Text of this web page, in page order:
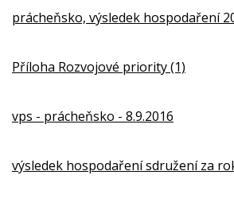
Administrativa
prácheňsko, výsledek hospodaření
Příloha Rozvojové priority (1)
vps - prácheňsko - 8.9.2016
výsledek hospodaření sdružení za